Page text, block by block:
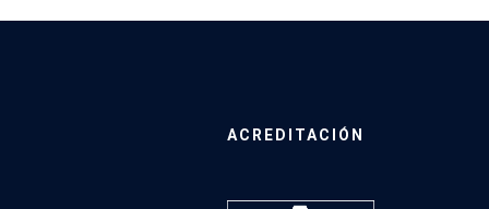
ACREDITACIÓN